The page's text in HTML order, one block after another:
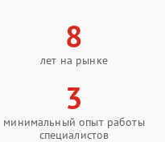
8
лет на рынке
3
минимальный опыт работы
специалистов